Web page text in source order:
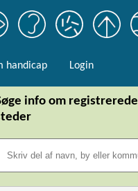
handicap Login
info om registrerede